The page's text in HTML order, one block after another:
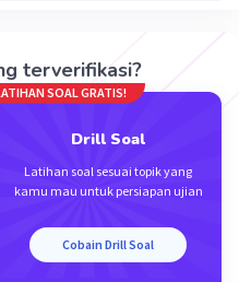
terverifikasi?
SOAL GRATIS!
Drill Soal
Latihan soal sesuai topik yang
kamu mau untuk persiapan ujian
Cobain Drill Soal